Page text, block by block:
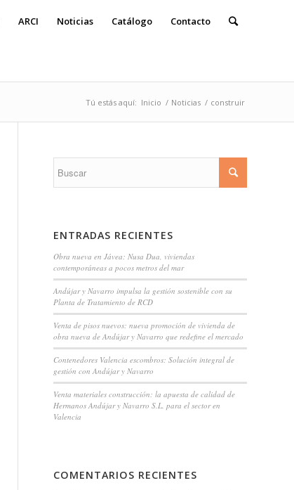
ARCI Noticias Catálogo Contacto
Tú estás aquí: Inicio / Noticias / construir
ENTRADAS RECIENTES
Obra nueva en Jávea: Nusa Dua, viviendas
contemporáneas a pocos metros del mar
Andújar y Navarro impulsa la gestión sostenible con su
Planta de Tratamiento de RCD
Venta de pisos nuevos: nueva promoción de vivienda de
obra nueva de Andújar y Navarro que redefine el mercado
Contenedores Valencia escombros: Solución integral de
gestión con Andújar y Navarro
Venta materiales construcción: la apuesta de calidad de
Hermanos Andújar y Navarro S.L. para el sector en
Valencia
COMENTARIOS RECIENTES